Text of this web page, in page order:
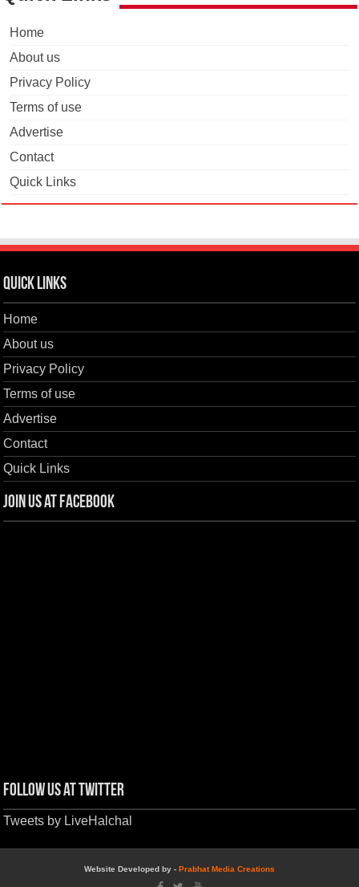
Home
About us
Privacy Policy
Terms of use
Advertise
Contact
Quick Links
Quick Links
Home
About us
Privacy Policy
Terms of use
Advertise
Contact
Quick Links
Join us at Facebook
Follow us at Twitter
Tweets by LiveHalchal
Website Developed by - Prabhat Media Creations